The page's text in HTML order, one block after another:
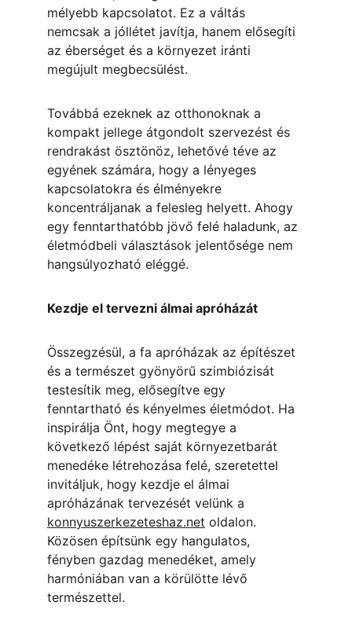
mélyebb kapcsolatot. Ez a váltás
nemcsak a jóllétet javítja, hanem elősegíti
az éberséget és a környezet iránti
megújult megbecsülést.
Továbbá ezeknek az otthonoknak a
kompakt jellege átgondolt szervezést és
rendrakást ösztönöz, lehetővé téve az
egyének számára, hogy a lényeges
kapcsolatokra és élményekre
koncentráljanak a felesleg helyett. Ahogy
egy fenntarthatóbb jövő felé haladunk, az
életmódbeli választások jelentősége nem
hangsúlyozható eléggé.
Kezdje el tervezni álmai apróházát
Összegzésül, a fa apróházak az építészet
és a természet gyönyörű szimbiózisát
testesítik meg, elősegítve egy
fenntartható és kényelmes életmódot. Ha
inspirálja Önt, hogy megtegye a
következő lépést saját környezetbarát
menedéke létrehozása felé, szeretettel
invitáljuk, hogy kezdje el álmai
apróházának tervezését velünk a
konnyuszerkezeteshaz.net oldalon.
Közösen építsünk egy hangulatos,
fényben gazdag menedéket, amely
harmóniában van a körülötte lévő
természettel.